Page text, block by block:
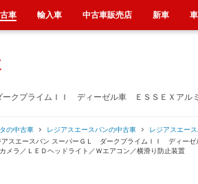
クプライムＩＩ ディーゼル車 ＥＳＳＥＸアル
の中古車 レジアスエースバンの中古車 レジアスエー
アスエースバン スーパーＧＬ ダークプライムＩＩ ディーゼ
メラ／ＬＥＤヘッドライト／Ｗエアコン／横滑り防止装置
車 輸入車 中古車販売店 新車